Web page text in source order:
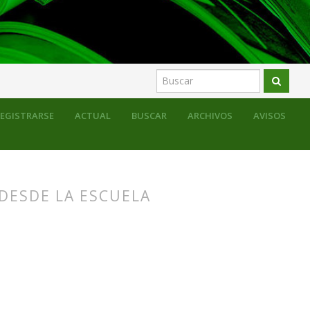
ACTUAL BUSCAR ARCHIVOS AVISOS
LA ESCUELA